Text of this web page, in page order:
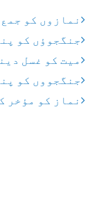
نمازوں کو
جنگجوؤں کو
میت کو غسل
جنگجووں کو
نماز کو مؤخر